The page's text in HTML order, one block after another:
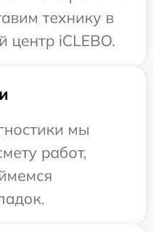
технику в
центр iCLEBO.
мы
работ,